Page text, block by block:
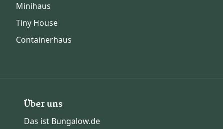
Minihaus
Tiny House
Containerhaus
Über uns
Das ist Bungalow.de